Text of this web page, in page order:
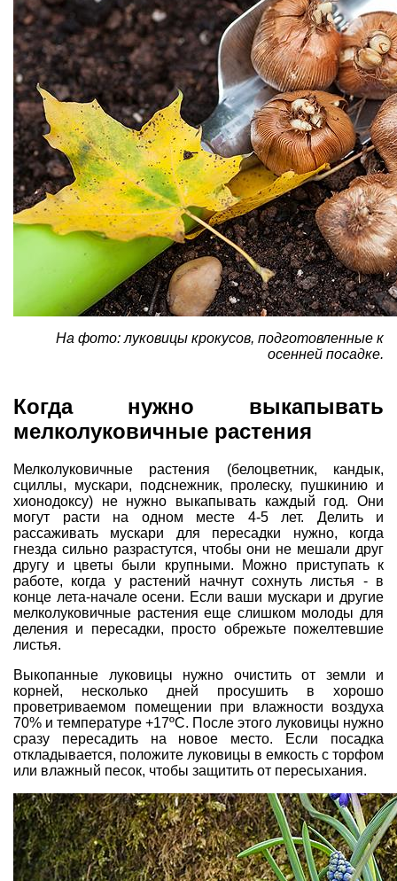
На фото: луковицы крокусов, подготовленные к
осенней посадке.
Когда нужно выкапывать
мелколуковичные растения
Мелколуковичные растения (белоцветник, кандык,
сциллы, мускари, подснежник, пролеску, пушкинию и
хионодоксу) не нужно выкапывать каждый год. Они
могут расти на одном месте 4-5 лет. Делить и
рассаживать мускари для пересадки нужно, когда
гнезда сильно разрастутся, чтобы они не мешали друг
другу и цветы были крупными. Можно приступать к
работе, когда у растений начнут сохнуть листья - в
конце лета-начале осени. Если ваши мускари и другие
мелколуковичные растения еще слишком молоды для
деления и пересадки, просто обрежьте пожелтевшие
листья.
Выкопанные луковицы нужно очистить от земли и
корней, несколько дней просушить в хорошо
проветриваемом помещении при влажности воздуха
70% и температуре +17ºС. После этого луковицы нужно
сразу пересадить на новое место. Если посадка
откладывается, положите луковицы в емкость с торфом
или влажный песок, чтобы защитить от пересыхания.